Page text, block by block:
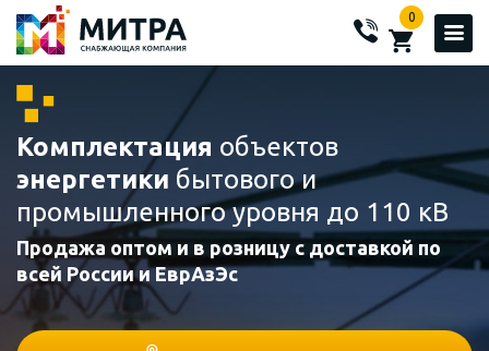
0
Комплектация объектов
энергетики бытового и
промышленного уровня до 110 кВ
Продажа оптом и в розницу с доставкой по
всей России и ЕврАзЭс